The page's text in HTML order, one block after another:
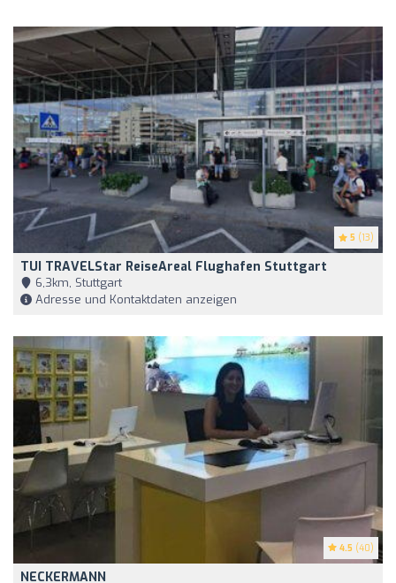
5 (13)
TUI TRAVELStar ReiseAreal Flughafen Stuttgart
6,3km, Stuttgart
Adresse und Kontaktdaten anzeigen
4.5 (40)
NECKERMANN